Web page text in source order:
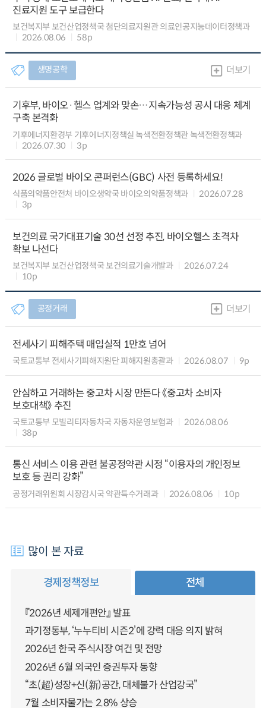
진료지원 도구 보급한다
보건복지부 보건산업정책국 첨단의료지원관 의료인공지능데이터정책과
2026.08.06
58p
생명공학 더보기
기후부, 바이오·헬스 업계와 맞손…지속가능성 공시 대응 체계
구축 본격화
기후에너지환경부 기후에너지정책실 녹색전환정책관 녹색전환정책과
2026.07.30
3p
2026 글로벌 바이오 콘퍼런스(GBC) 사전 등록하세요!
식품의약품안전처 바이오생약국 바이오의약품정책과
2026.07.28
3p
보건의료 국가대표기술 30선 선정 추진, 바이오헬스 초격차
확보 나선다
보건복지부 보건산업정책국 보건의료기술개발과
2026.07.24
10p
공정거래 더보기
전세사기 피해주택 매입실적 1만호 넘어
국토교통부 전세사기피해지원단 피해지원총괄과 2026.08.07 9p
안심하고 거래하는 중고차 시장 만든다 《중고차 소비자
보호대책》 추진
국토교통부 모빌리티자동차국 자동차운영보험과
2026.08.06
38p
통신 서비스 이용 관련 불공정약관 시정 “이용자의 개인정보
보호 등 권리 강화”
공정거래위원회 시장감시국 약관특수거래과 2026.08.06 10p
많이 본 자료
경제정책정보 전체
『2026년 세제개편안』 발표
과기정통부, ‘누누티비 시즌2’에 강력 대응 의지 밝혀
2026년 한국 주식시장 여건 및 전망
2026년 6월 외국인 증권투자 동향
“초(超)성장+신(新)공간, 대체불가 산업강국”
7월 소비자물가는 2.8% 상승